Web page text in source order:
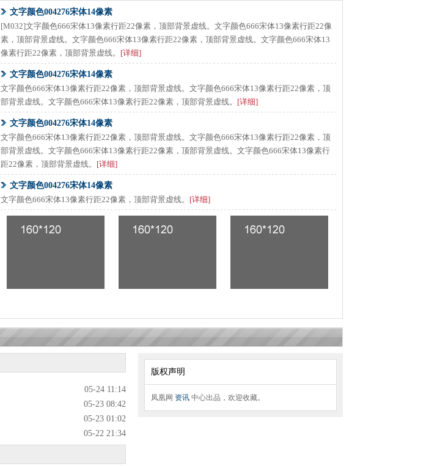
文字颜色004276宋体14像素
[M032]文字颜色666宋体13像素行距22像素，顶部背景虚线。文字颜色666宋体13像素行距22像
素，顶部背景虚线。文字颜色666宋体13像素行距22像素，顶部背景虚线。文字颜色666宋体13
像素行距22像素，顶部背景虚线。 [详细]
文字颜色004276宋体14像素
文字颜色666宋体13像素行距22像素，顶部背景虚线。文字颜色666宋体13像素行距22像素，顶
部背景虚线。文字颜色666宋体13像素行距22像素，顶部背景虚线。 [详细]
文字颜色004276宋体14像素
文字颜色666宋体13像素行距22像素，顶部背景虚线。文字颜色666宋体13像素行距22像素，顶
部背景虚线。文字颜色666宋体13像素行距22像素，顶部背景虚线。文字颜色666宋体13像素行
距22像素，顶部背景虚线。 [详细]
文字颜色004276宋体14像素
文字颜色666宋体13像素行距22像素，顶部背景虚线。 [详细]
05-24 11:14
05-23 08:42
05-23 01:02
05-22 21:34
版权声明
凤凰网 资讯 中心出品，欢迎收藏。